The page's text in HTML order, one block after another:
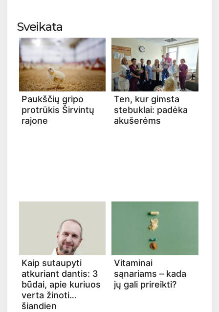
Sveikata
Paukščių gripo
protrūkis Širvintų
rajone
Ten, kur gimsta
stebuklai: padėka
akušerėms
Kaip sutaupyti
atkuriant dantis: 3
būdai, apie kuriuos
verta žinoti
šiandien
Vitaminai
sąnariams – kada
jų gali prireikti?